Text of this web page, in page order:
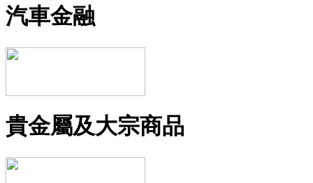
汽車金融
貴金屬及大宗商品